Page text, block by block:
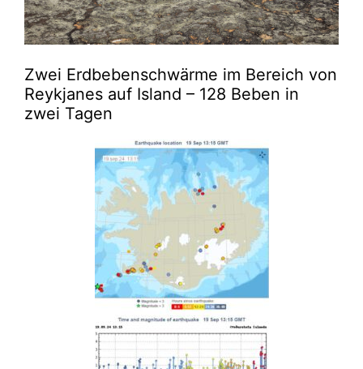
Zwei Erdbebenschwärme im Bereich von
Reykjanes auf Island – 128 Beben in
zwei Tagen